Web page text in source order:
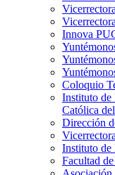
Innova
Coloquio
Instituto de
Católica
Dirección
Instituto
Facultad